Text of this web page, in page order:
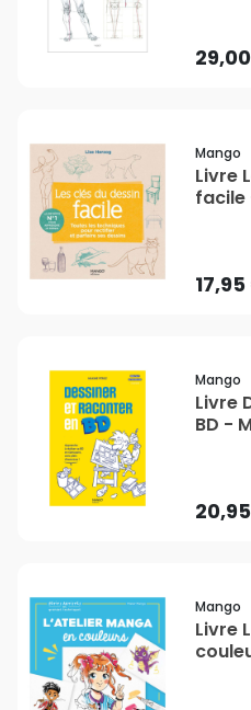
Mango
Livre
facile
Mango
Livre
BD -
Mango
Livre